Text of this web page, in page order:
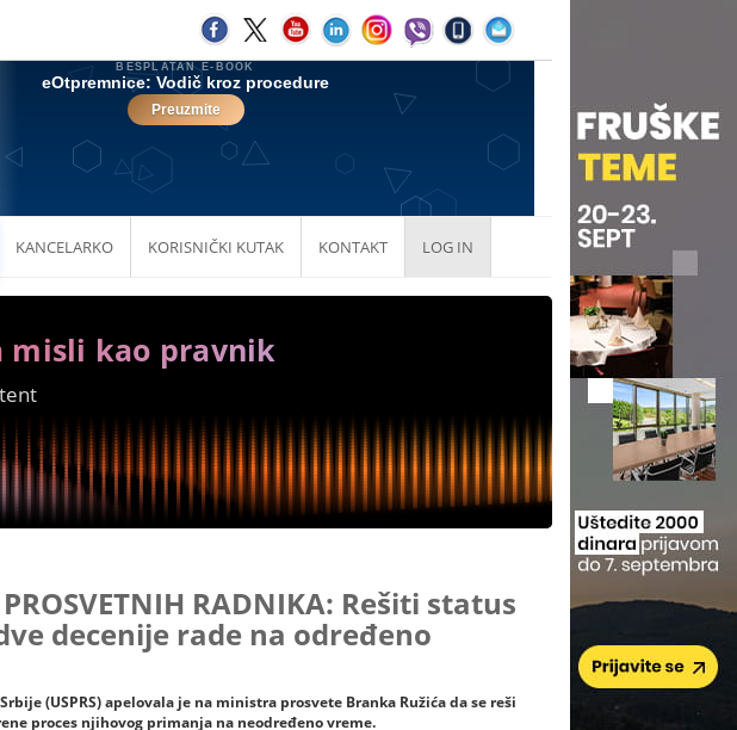
KANCELARKO KORISNIČKI KUTAK KONTAKT LOG IN
misli kao pravnik
RADNIKA: Rešiti status
decenije rade na određeno
(USPRS) apelovala je na ministra prosvete Branka Ružića da se reši
proces njihovog primanja na neodređeno vreme.